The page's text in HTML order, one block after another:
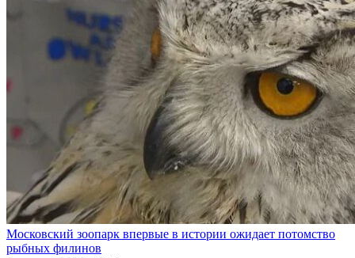
Московский зоопарк впервые в истории ожидает потомство
рыбных филинов